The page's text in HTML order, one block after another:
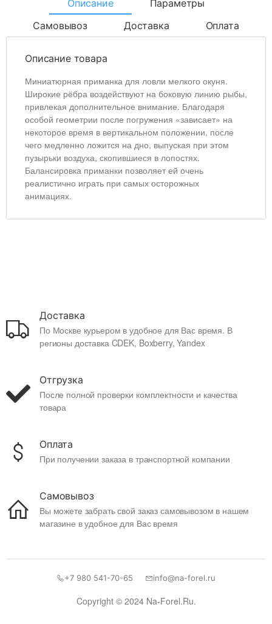
Описание
Параметры
Самовывоз
Доставка Оплата
Описание товара
Миниатюрная приманка для ловли мелкого окуня.
Широкие рёбра воздействуют на боковую линию рыбы,
привлекая дополнительное внимание. Благодаря
особой геометрии после погружения «зависает» на
некоторое время в вертикальном положении, после
чего медленно ложится на дно, выпуская при этом
пузырьки воздуха, скопившиеся в лопостях.
Балансировка приманки позволяет ей очень
реалистично играть при самых осторожных
анимациях.
Доставка
По Москве курьером в удобное для Вас время. В
регионы доставка CDEK, Boxberry, Yandex
Отгрузка
После полной проверки комплектности и качества
товара
Оплата
При получении заказа в транспортной компании
Самовывоз
Вы можете забрать свой заказ самовывозом в нашем
магазине в удобное для Вас время
Copyright © 2024 Na-Forel.Ru.
+7 980 541-70-65 info@na-forel.ru